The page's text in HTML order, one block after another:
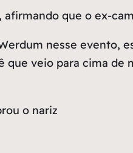
que o ex-
nesse evento,
que veio para cima
o nariz